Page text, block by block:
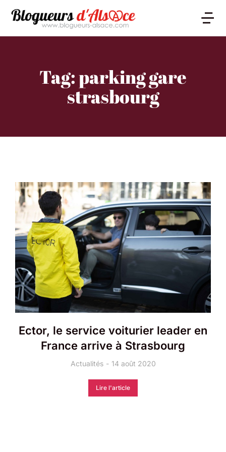
Tag: parking gare
strasbourg
Ector, le service voiturier leader en
France arrive à Strasbourg
Actualités 14 août 2020
Lire l'article